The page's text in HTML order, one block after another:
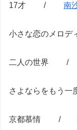
17才 /南
小さな恋の
二人の世界
さよならを
京都慕情